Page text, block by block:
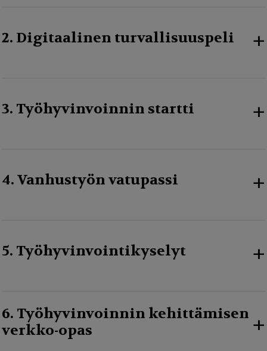
2. Digitaalinen turvallisuuspeli +
3. Työhyvinvoinnin startti +
4. Vanhustyön vatupassi +
5. Työhyvinvointikyselyt +
6. Työhyvinvoinnin kehittämisen
verkko-opas
+